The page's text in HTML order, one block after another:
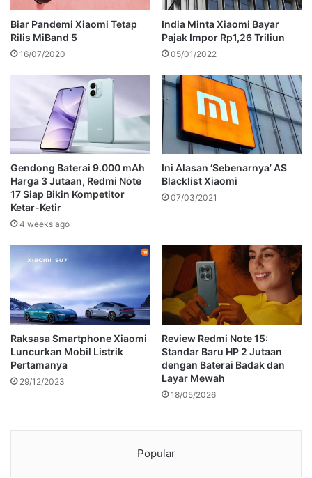
Biar Pandemi Xiaomi Tetap
Rilis MiBand 5
16/07/2020
India Minta Xiaomi Bayar
Pajak Impor Rp1,26 Triliun
05/01/2022
Gendong Baterai 9.000 mAh
Harga 3 Jutaan, Redmi Note
17 Siap Bikin Kompetitor
Ketar-Ketir
4 weeks ago
Ini Alasan ‘Sebenarnya’ AS
Blacklist Xiaomi
07/03/2021
Raksasa Smartphone Xiaomi
Luncurkan Mobil Listrik
Pertamanya
29/12/2023
Review Redmi Note 15:
Standar Baru HP 2 Jutaan
dengan Baterai Badak dan
Layar Mewah
18/05/2026
Popular